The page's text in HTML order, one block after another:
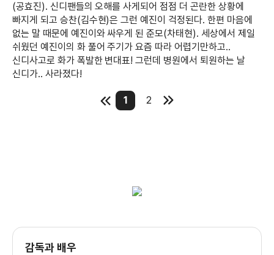
(공효진). 신디팬들의 오해를 사게되어 점점 더 곤란한 상황에
빠지게 되고 승찬(김수현)은 그런 예진이 걱정된다. 한편 마음에
없는 말 때문에 예진이와 싸우게 된 준모(차태현). 세상에서 제일
쉬웠던 예진이의 화 풀어 주기가 요즘 따라 어렵기만하고..
신디사고로 화가 폭발한 변대표! 그런데 병원에서 퇴원하는 날
신디가.. 사라졌다!
1 2
감독과 배우